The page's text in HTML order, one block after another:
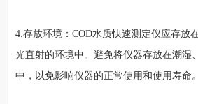
4.存放环境：COD水质快速测定仪应存放
光直射的环境中。避免将仪器存放在潮湿
中，以免影响仪器的正常使用和使用寿命。